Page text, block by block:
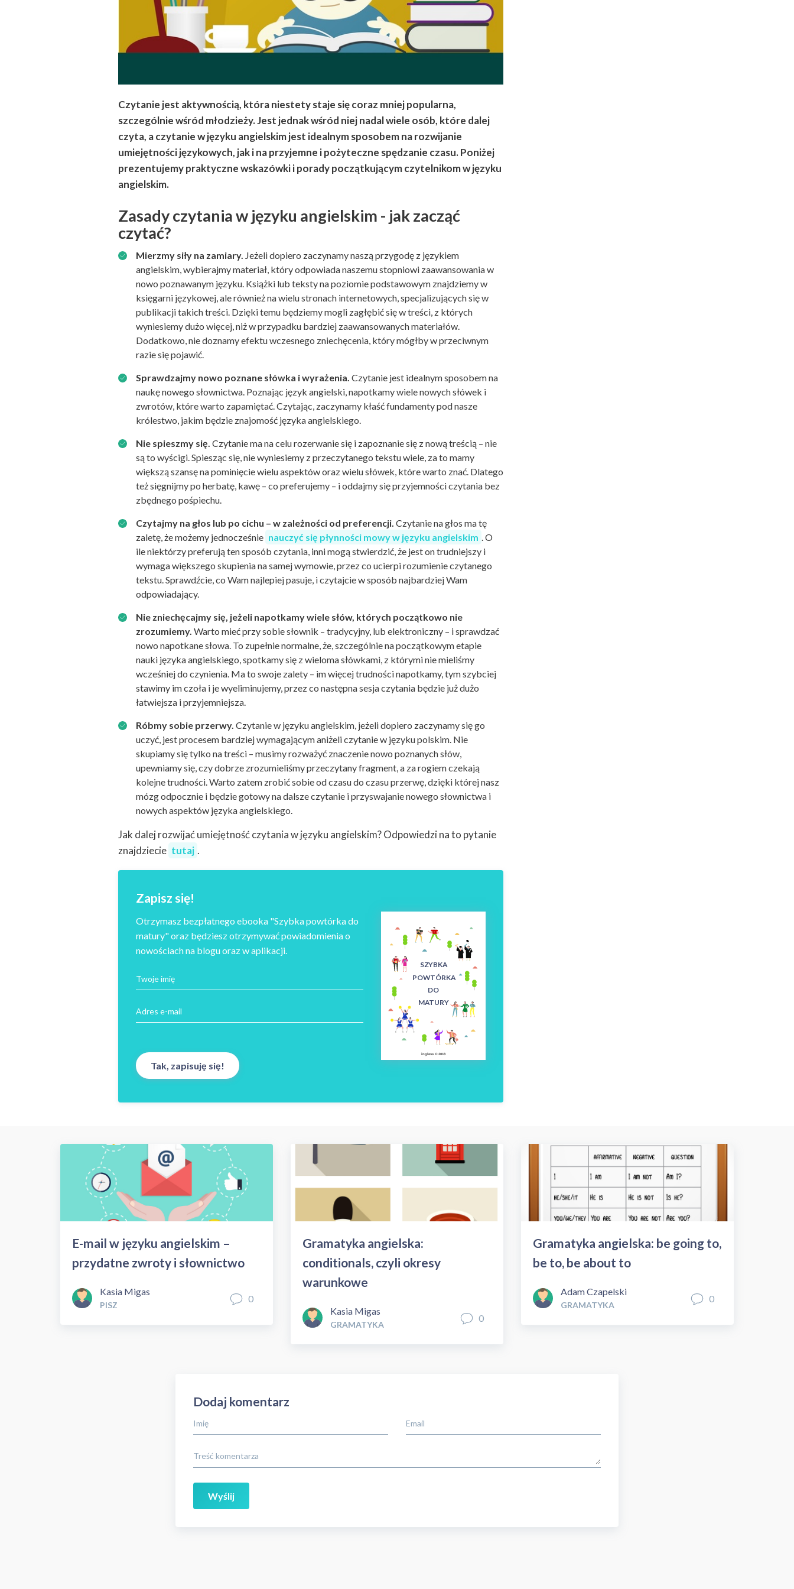
Czytanie jest aktywnością, która niestety staje się coraz mniej popularna,
szczególnie wśród młodzieży. Jest jednak wśród niej nadal wiele osób, które dalej
czyta, a czytanie w języku angielskim jest idealnym sposobem na rozwijanie
umiejętności językowych, jak i na przyjemne i pożyteczne spędzanie czasu. Poniżej
prezentujemy praktyczne wskazówki i porady początkującym czytelnikom w języku
angielskim.
Zasady czytania w języku angielskim - jak zacząć
czytać?
Mierzmy siły na zamiary. Jeżeli dopiero zaczynamy naszą przygodę z językiem
angielskim, wybierajmy materiał, który odpowiada naszemu stopniowi zaawansowania w
nowo poznawanym języku. Książki lub teksty na poziomie podstawowym znajdziemy w
księgarni językowej, ale również na wielu stronach internetowych, specjalizujących się w
publikacji takich treści. Dzięki temu będziemy mogli zagłębić się w treści, z których
wyniesiemy dużo więcej, niż w przypadku bardziej zaawansowanych materiałów.
Dodatkowo, nie doznamy efektu wczesnego zniechęcenia, który mógłby w przeciwnym
razie się pojawić.
Sprawdzajmy nowo poznane słówka i wyrażenia. Czytanie jest idealnym sposobem na
naukę nowego słownictwa. Poznając język angielski, napotkamy wiele nowych słówek i
zwrotów, które warto zapamiętać. Czytając, zaczynamy kłaść fundamenty pod nasze
królestwo, jakim będzie znajomość języka angielskiego.
Nie spieszmy się. Czytanie ma na celu rozerwanie się i zapoznanie się z nową treścią – nie
są to wyścigi. Spiesząc się, nie wyniesiemy z przeczytanego tekstu wiele, za to mamy
większą szansę na pominięcie wielu aspektów oraz wielu słówek, które warto znać. Dlatego
też sięgnijmy po herbatę, kawę – co preferujemy – i oddajmy się przyjemności czytania bez
zbędnego pośpiechu.
Czytajmy na głos lub po cichu – w zależności od preferencji. Czytanie na głos ma tę
zaletę, że możemy jednocześnie nauczyć się płynności mowy w języku angielskim . O
ile niektórzy preferują ten sposób czytania, inni mogą stwierdzić, że jest on trudniejszy i
wymaga większego skupienia na samej wymowie, przez co ucierpi rozumienie czytanego
tekstu. Sprawdźcie, co Wam najlepiej pasuje, i czytajcie w sposób najbardziej Wam
odpowiadający.
Nie zniechęcajmy się, jeżeli napotkamy wiele słów, których początkowo nie
zrozumiemy. Warto mieć przy sobie słownik – tradycyjny, lub elektroniczny – i sprawdzać
nowo napotkane słowa. To zupełnie normalne, że, szczególnie na początkowym etapie
nauki języka angielskiego, spotkamy się z wieloma słówkami, z którymi nie mieliśmy
wcześniej do czynienia. Ma to swoje zalety – im więcej trudności napotkamy, tym szybciej
stawimy im czoła i je wyeliminujemy, przez co następna sesja czytania będzie już dużo
łatwiejsza i przyjemniejsza.
Róbmy sobie przerwy. Czytanie w języku angielskim, jeżeli dopiero zaczynamy się go
uczyć, jest procesem bardziej wymagającym aniżeli czytanie w języku polskim. Nie
skupiamy się tylko na treści – musimy rozważyć znaczenie nowo poznanych słów,
upewniamy się, czy dobrze zrozumieliśmy przeczytany fragment, a za rogiem czekają
kolejne trudności. Warto zatem zrobić sobie od czasu do czasu przerwę, dzięki której nasz
mózg odpocznie i będzie gotowy na dalsze czytanie i przyswajanie nowego słownictwa i
nowych aspektów języka angielskiego.
Jak dalej rozwijać umiejętność czytania w języku angielskim? Odpowiedzi na to pytanie
znajdziecie tutaj .
Zapisz się!
Otrzymasz bezpłatnego ebooka "Szybka powtórka do
matury" oraz będziesz otrzymywać powiadomienia o
nowościach na blogu oraz w aplikacji.
Twoje imię
Adres e-mail
SZYBKA
POWTÓRKA
DO
MATURY
ingless © 2018
E-mail w języku angielskim –
przydatne zwroty i słownictwo
Kasia Migas
PISZ
0
Gramatyka angielska:
conditionals, czyli okresy
warunkowe
Kasia Migas
GRAMATYKA
0
Gramatyka angielska: be going to,
be to, be about to
Adam Czapelski
GRAMATYKA
0
Dodaj komentarz
Imię Email
Treść komentarza